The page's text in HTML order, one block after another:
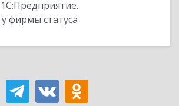
фирмы статуса